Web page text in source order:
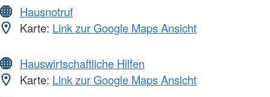
Hausnotruf
Karte: Link zur Google Maps Ansicht
Hauswirtschaftliche Hilfen
Karte: Link zur Google Maps Ansicht